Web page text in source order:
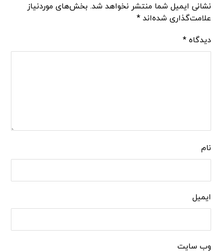
نشانی ایمیل شما منتشر نخواهد شد. بخش‌های موردنیاز
علامت‌گذاری شده‌اند*
دیدگاه*
نام
ایمیل
وب‌ سایت